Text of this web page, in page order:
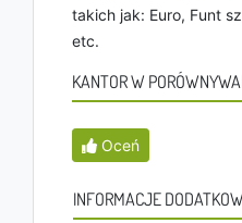
takich jak: Euro, Funt
etc.
KANTOR W
Oceń
INFORMACJE